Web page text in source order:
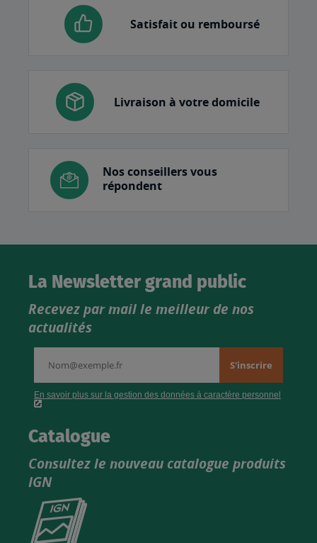
Satisfait ou remboursé
Livraison à votre domicile
Nos conseillers vous
répondent
La Newsletter grand public
Recevez par mail le meilleur de nos
actualités
Catalogue
Consultez le nouveau catalogue produits
IGN
Consultez